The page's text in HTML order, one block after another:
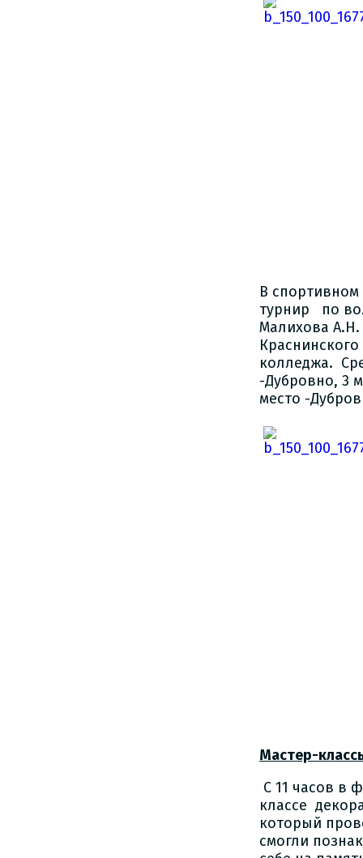
В
турнир по
Малихова
колледжа.
-Дубровно, 3
место -
Мастер-
С 11 часов в
классе
который
смогли